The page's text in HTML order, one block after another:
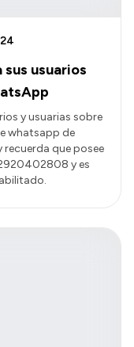
usuarios
y usuarias sobre
whatsapp de
recuerda que posee
y es